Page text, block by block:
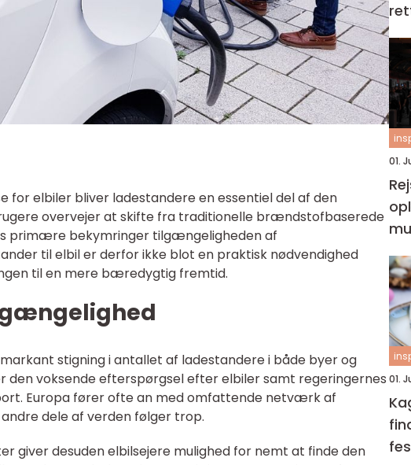
for elbiler bliver ladestandere en essentiel del af den
overvejer at skifte fra traditionelle brændstofbaserede
primære bekymringer tilgængeligheden af
til elbil er derfor ikke blot en praktisk nødvendighed
til en mere bæredygtig fremtid.
stigning i antallet af ladestandere i både byer og
den voksende efterspørgsel efter elbiler samt regeringernes
Europa fører ofte an med omfattende netværk af
dele af verden følger trop.
giver desuden elbilsejere mulighed for nemt at finde den
01.
01.